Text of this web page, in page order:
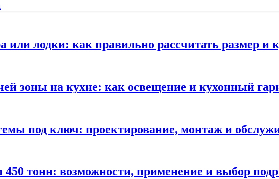
или лодки: как правильно рассчитать размер и
зоны на кухне: как освещение и кухонный
под ключ: проектирование, монтаж и
450 тонн: возможности, применение и выбор